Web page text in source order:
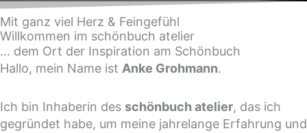
Mit ganz viel Herz & Feingefühl
Willkommen im schönbuch atelier
... dem Ort der Inspiration am Schönbuch
Hallo, mein Name ist Anke Grohmann.
Ich bin Inhaberin des schönbuch atelier, das ich
gegründet habe, um meine jahrelange Erfahrung und